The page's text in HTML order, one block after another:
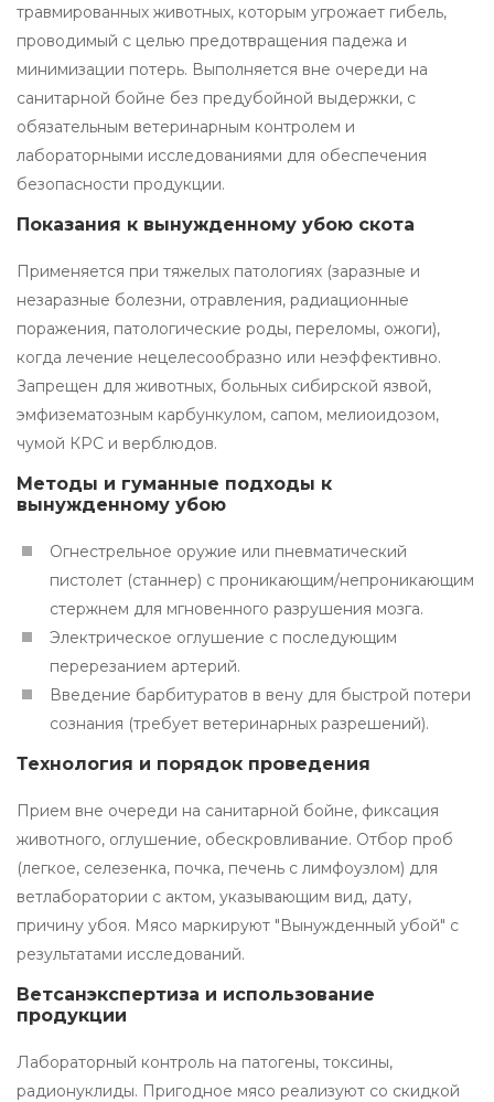
травмированных животных, которым угрожает гибель,
проводимый с целью предотвращения падежа и
минимизации потерь. Выполняется вне очереди на
санитарной бойне без предубойной выдержки, с
обязательным ветеринарным контролем и
лабораторными исследованиями для обеспечения
безопасности продукции.
Показания к вынужденному убою скота
Применяется при тяжелых патологиях (заразные и
незаразные болезни, отравления, радиационные
поражения, патологические роды, переломы, ожоги),
когда лечение нецелесообразно или неэффективно.
Запрещен для животных, больных сибирской язвой,
эмфизематозным карбункулом, сапом, мелиоидозом,
чумой КРС и верблюдов.
Методы и гуманные подходы к
вынужденному убою
Огнестрельное оружие или пневматический
пистолет (станнер) с проникающим/непроникающим
стержнем для мгновенного разрушения мозга.
Электрическое оглушение с последующим
перерезанием артерий.
Введение барбитуратов в вену для быстрой потери
сознания (требует ветеринарных разрешений).
Технология и порядок проведения
Прием вне очереди на санитарной бойне, фиксация
животного, оглушение, обескровливание. Отбор проб
(легкое, селезенка, почка, печень с лимфоузлом) для
ветлаборатории с актом, указывающим вид, дату,
причину убоя. Мясо маркируют "Вынужденный убой" с
результатами исследований.
Ветсанэкспертиза и использование
продукции
Лабораторный контроль на патогены, токсины,
радионуклиды. Пригодное мясо реализуют со скидкой